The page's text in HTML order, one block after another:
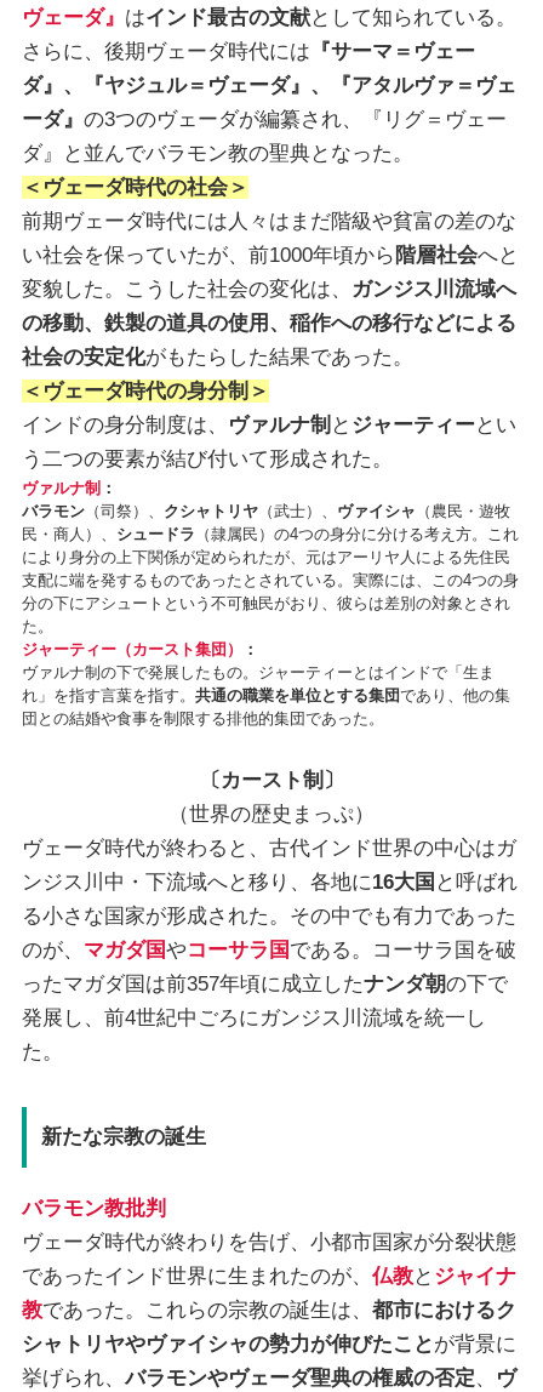
ヴェーダ』 はインド最古の文献として知られている。
さらに、後期ヴェーダ時代には 『サーマ＝ヴェー
ダ』、『ヤジュル＝ヴェーダ』、『アタルヴァ＝ヴェ
ーダ』 の3つのヴェーダが編纂され、『リグ＝ヴェー
ダ』と並んでバラモン教の聖典となった。
＜ヴェーダ時代の社会＞
前期ヴェーダ時代には人々はまだ階級や貧富の差のな
い社会を保っていたが、前1000年頃から 階層社会へと
変貌した。こうした社会の変化は、
ガンジス川流域へ
の移動、鉄製の道具の使用、稲作への移行などによる
社会の安定化がもたらした結果であった。
＜ヴェーダ時代の身分制＞
インドの身分制度は、
ヴァルナ制 と ジャーティーとい
う二つの要素が結び付いて形成された。
ヴァルナ制 ：
バラモン（司祭）、 クシャトリヤ（武士）、 ヴァイシャ （農民・遊牧
民・商人）、 シュードラ （隷属民）の4つの身分に分ける考え方。これ
により身分の上下関係が定められたが、元はアーリヤ人による先住民
支配に端を発するものであったとされている。実際には、この4つの身
分の下にアシュートという不可触民がおり、彼らは差別の対象とされ
た。
ジャーティー（カースト集団）
：
ヴァルナ制の下で発展したもの。ジャーティーとはインドで「生ま
れ」を指す言葉を指す。 共通の職業を単位とする集団であり、他の集
団との結婚や食事を制限する排他的集団であった。
〔カースト制〕
（世界の歴史まっぷ）
ヴェーダ時代が終わると、古代インド世界の中心はガ
ンジス川中・下流域へと移り、各地に16大国 と呼ばれ
る小さな国家が形成された。その中でも有力であった
のが、 マガダ国やコーサラ国 である。コーサラ国を破
ったマガダ国は前357年頃に成立したナンダ朝の下で
発展し、前4世紀中ごろにガンジス川流域を統一し
た。
新たな宗教の誕生
バラモン教批判
ヴェーダ時代が終わりを告げ、小都市国家が分裂状態
であったインド世界に生まれたのが、 仏教と ジャイナ
教であった。これらの宗教の誕生は、 都市におけるク
シャトリヤやヴァイシャの勢力が伸びたこと が背景に
挙げられ、バラモンやヴェーダ聖典の権威の否定、
ヴ